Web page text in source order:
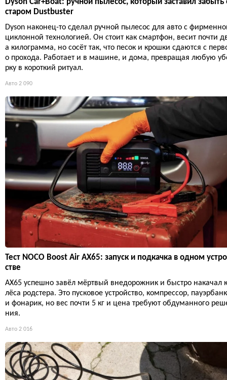
Dyson Car+Boat: ручной пылесос, который заставил забыть
старом Dustbuster
Dyson наконец-то сделал ручной пылесос для авто с
циклонной технологией. Он стоит как смартфон, весит почти
а килограмма, но сосёт так, что песок и крошки сдаются с
о прохода. Работает и в машине, и дома, превращая любую
рку в короткий ритуал.
Авто 2 090
Тест NOCO Boost Air AX65: запуск и подкачка в одном
стве
AX65 успешно завёл мёртвый внедорожник и быстро накачал
лёса родстера. Это пусковое устройство, компрессор, пауэрбанк
и фонарик, но вес почти 5 кг и цена требуют обдуманного
ния.
Авто 2 016